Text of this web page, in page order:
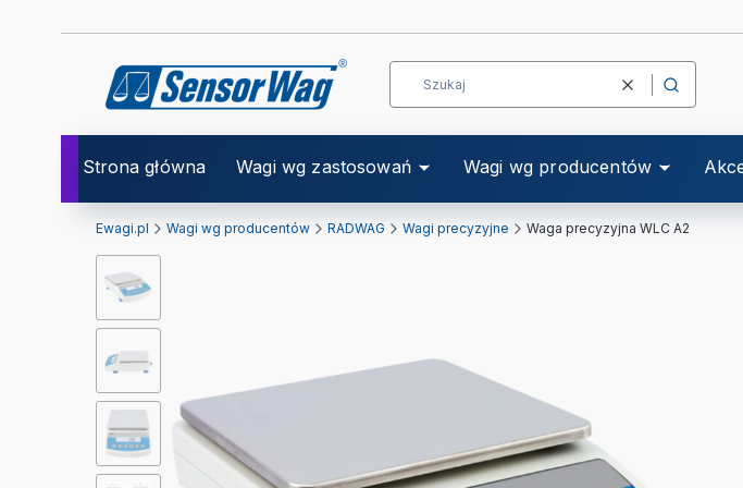
WyczyśćSzukaj
Strona główna Wagi wg zastosowań Wagi wg producentów
Ewagi.pl Wagi wg producentów RADWAG Wagi precyzyjne Waga precyzyjna WLC A2